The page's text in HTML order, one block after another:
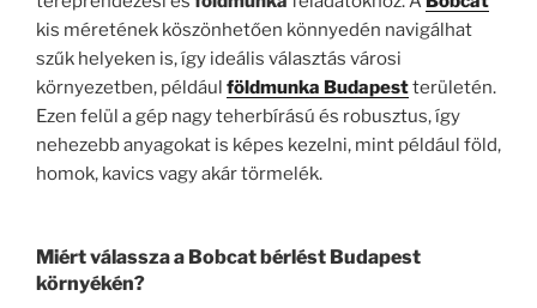
kis méretének köszönhetően könnyedén navigálhat
szűk helyeken is, így ideális választás városi
környezetben, például földmunka Budapestterületén.
Ezen felül a gép nagy teherbírású és robusztus, így
nehezebb anyagokat is képes kezelni, mint például föld,
homok, kavics vagy akár törmelék.
Miért válassza a Bobcat bérlést Budapest
környékén?